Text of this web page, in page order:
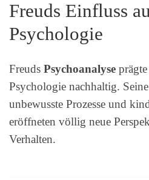
Freuds Einfluss
Psychologie
Freuds Psychoanalyse
Psychologie nachhaltig.
unbewusste Prozesse und
eröffneten völlig neue
Verhalten.